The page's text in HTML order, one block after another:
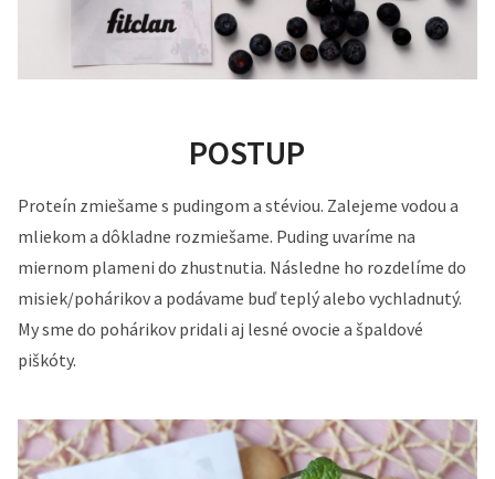
POSTUP
Proteín zmiešame s pudingom a stéviou. Zalejeme vodou a
mliekom a dôkladne rozmiešame. Puding uvaríme na
miernom plameni do zhustnutia. Následne ho rozdelíme do
misiek/pohárikov a podávame buď teplý alebo vychladnutý.
My sme do pohárikov pridali aj lesné ovocie a špaldové
piškóty.